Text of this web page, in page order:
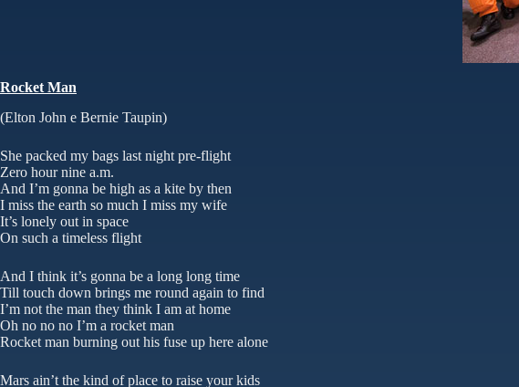
Rocket Man
(Elton John e Bernie Taupin)
She packed my bags last night pre-flight
Zero hour nine a.m.
And I’m gonna be high as a kite by then
I miss the earth so much I miss my wife
It’s lonely out in space
On such a timeless flight
And I think it’s gonna be a long long time
Till touch down brings me round again to find
I’m not the man they think I am at home
Oh no no no I’m a rocket man
Rocket man burning out his fuse up here alone
Mars ain’t the kind of place to raise your kids